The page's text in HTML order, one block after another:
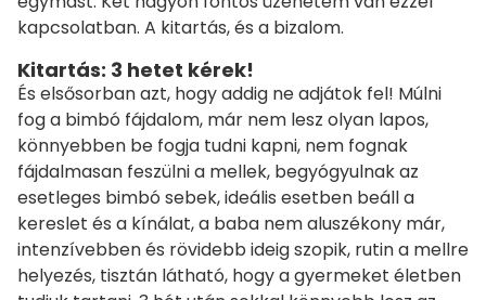
kapcsolatban. A kitartás, és a bizalom.
Kitartás: 3 hetet kérek!
És elsősorban azt, hogy addig ne adjátok fel! Múlni
fog a bimbó fájdalom, már nem lesz olyan lapos,
könnyebben be fogja tudni kapni, nem fognak
fájdalmasan feszülni a mellek, begyógyulnak az
esetleges bimbó sebek, ideális esetben beáll a
kereslet és a kínálat, a baba nem aluszékony már,
intenzívebben és rövidebb ideig szopik, rutin a mellre
helyezés, tisztán látható, hogy a gyermeket életben